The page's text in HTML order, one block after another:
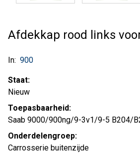
Afdekkap rood links
In: 900
Staat:
Nieuw
Toepasbaarheid:
Saab 9000/900ng/9-3v1/9-5 B204/
Onderdelengroep:
Carrosserie buitenzijde